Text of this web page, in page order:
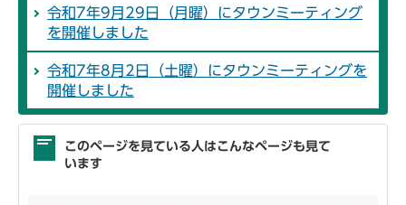
令和7年9月29日（月曜）にタウンミーティング
を開催しました
令和7年8月2日（土曜）にタウンミーティングを
開催しました
このページを見ている人はこんなページも見て
います